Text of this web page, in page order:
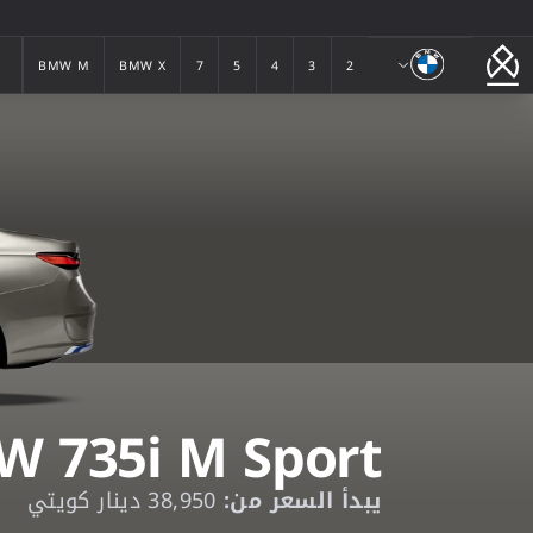
2
3
4
5
7
BMW X
BMW M
735i M Sport
يبدأ السعر من: